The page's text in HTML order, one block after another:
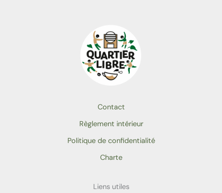
Contact
Règlement intérieur
Politique de confidentialité
Charte
Liens utiles